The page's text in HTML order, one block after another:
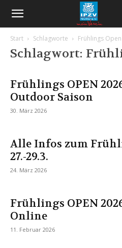
Start Schlagworte Frühlings
Schlagwort:
Frühlings OPEN
Outdoor Saison
30. März 2026
Alle Infos zum
27.-29.3.
24. März 2026
Frühlings OPEN
Online
11. Februar 2026